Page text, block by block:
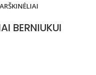
BERNIUKUI